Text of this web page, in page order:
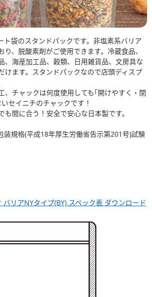
ト袋のスタンドパックです。非塩素系バリア
り、脱酸素剤がご使用できます。冷蔵食品、
、海産加工品、穀類、日用雑貨品、文房具な
けます。スタンドパックなので店頭ディスプ
、チャックは何度使用しても｢開けやすく・閉
セイニチのチャックです！
も間に合う！安全で安心な日本製です。
規格(平成18年厚生労働省告示第201号)試験
バリアNYタイプ(BY) スペック表 ダウンロード